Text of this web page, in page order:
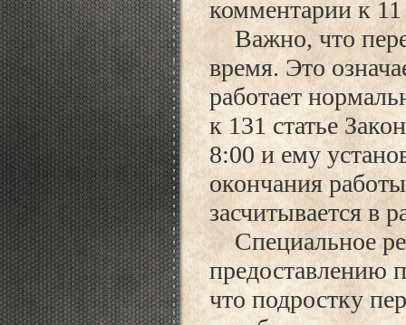
комментарии к 11
Важно, что
время. Это
работает
к 131 статье
8:00 и ему
окончания
засчитывается в
Специальное
предоставлению
что подростку